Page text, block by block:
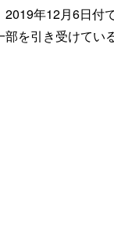
年12月6日付
を引き受けている